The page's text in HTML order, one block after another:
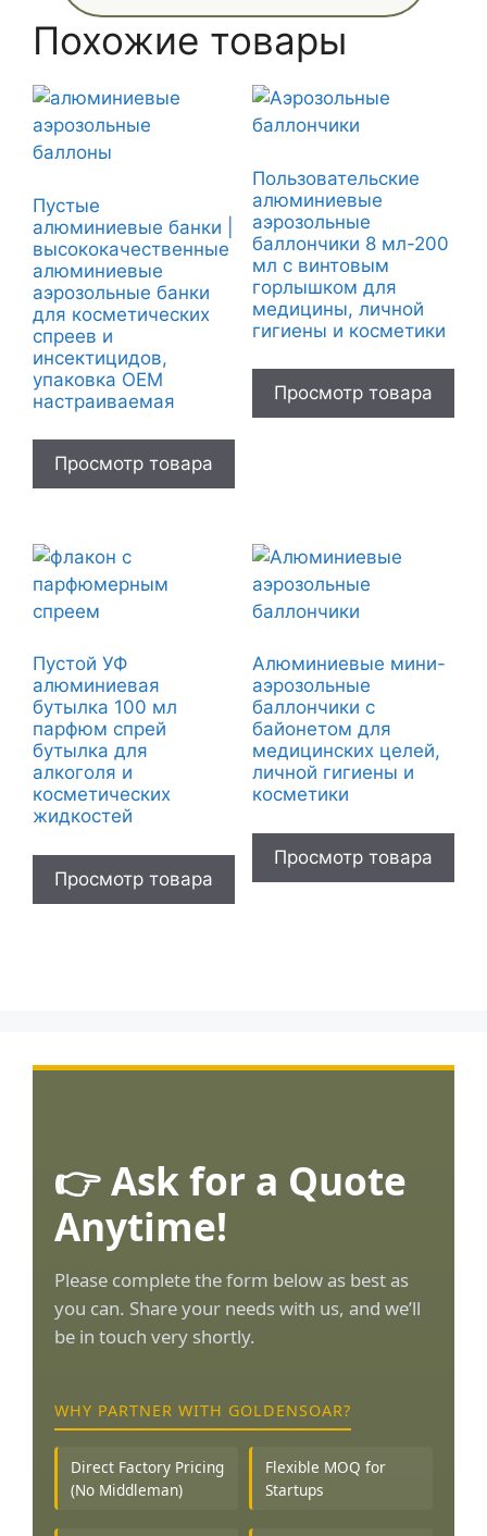
Похожие товары
Пустые
алюминиевые банки |
высококачественные
алюминиевые
аэрозольные банки
для косметических
спреев и
инсектицидов,
упаковка OEM
настраиваемая
Просмотр товара
Пользовательские
алюминиевые
аэрозольные
баллончики 8 мл-200
мл с винтовым
горлышком для
медицины, личной
гигиены и косметики
Просмотр товара
Пустой УФ
алюминиевая
бутылка 100 мл
парфюм спрей
бутылка для
алкоголя и
косметических
жидкостей
Просмотр товара
Алюминиевые мини-
аэрозольные
баллончики с
байонетом для
медицинских целей,
личной гигиены и
косметики
Просмотр товара
👉 Ask for a Quote
Anytime!
Please complete the form below as best as
you can. Share your needs with us, and we’ll
be in touch very shortly.
WHY PARTNER WITH GOLDENSOAR?
Direct Factory Pricing
(No Middleman)
Flexible MOQ for
Startups